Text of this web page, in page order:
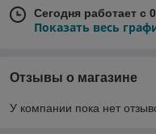
Сегодня работает с
Показать весь
Отзывы о магазине
У компании пока нет